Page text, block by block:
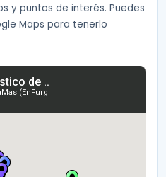
y puntos de interés. Puedes
Maps para tenerlo